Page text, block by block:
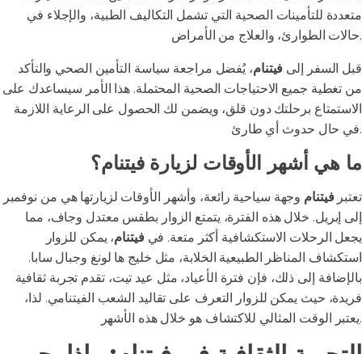
متعددة للتأمينات الصحية التي تشمل التكاليف الطبية، والإجلاء في
حالات الطوارئ، والعلاج من الأمراض.
قبل السفر إلى فيتنام، يُفضل مراجعة سياسة التأمين الصحي والتأكد
من تغطية جميع الاحتياجات الصحية المحتملة. هذا الأمر سيساعدك على
الاستمتاع برحلتك دون قلق، ويضمن لك الحصول على الرعاية اللازمة
في حال حدوث أي طارئ.
ما هي أشهر الأوقات لزيارة فيتنام؟
تعتبر فيتنام وجهة سياحية رائعة، وأشهر الأوقات لزيارتها هي من نوفمبر
إلى إبريل. خلال هذه الفترة، يتمتع الزوار بطقس معتدل وجاف، مما
يجعل الرحلات الاستكشافية أكثر متعة. في فيتنام، يمكن للزوار
استكشاف المناظر الطبيعية الخلابة، مثل خليج ها لونغ وجبال سابا.
بالإضافة إلى ذلك، فإن فترة الأعياد، مثل عيد تيت، تقدم تجربة ثقافية
فريدة، حيث يمكن للزوار التعرف على تقاليد الشعب الفيتنامي. لذا،
يعتبر الوقت المثالي للاكتشاف هو خلال هذه الأشهر.